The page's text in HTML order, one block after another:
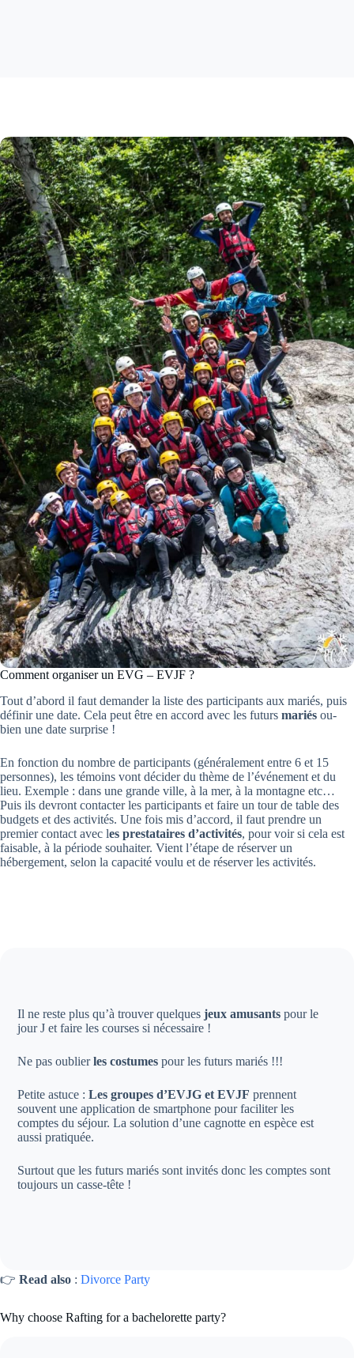
Comment organiser un EVG – EVJF ?
Tout d’abord il faut demander la liste des participants aux mariés, puis
définir une date. Cela peut être en accord avec les futurs mariés ou-
bien une date surprise !
En fonction du nombre de participants (généralement entre 6 et 15
personnes), les témoins vont décider du thème de l’événement et du
lieu. Exemple : dans une grande ville, à la mer, à la montagne etc…
Puis ils devront contacter les participants et faire un tour de table des
budgets et des activités. Une fois mis d’accord, il faut prendre un
premier contact avec les prestataires d’activités, pour voir si cela est
faisable, à la période souhaiter. Vient l’étape de réserver un
hébergement, selon la capacité voulu et de réserver les activités.
Il ne reste plus qu’à trouver quelques jeux amusants pour le
jour J et faire les courses si nécessaire !
Ne pas oublierles costumes pour les futurs mariés !!!
Petite astuce :Les groupes d’EVJG et EVJF prennent
souvent une application de smartphone pour faciliter les
comptes du séjour. La solution d’une cagnotte en espèce est
aussi pratiquée.
Surtout que les futurs mariés sont invités donc les comptes sont
toujours un casse-tête !
👉 Read also : Divorce Party
Why choose Rafting for a bachelorette party?